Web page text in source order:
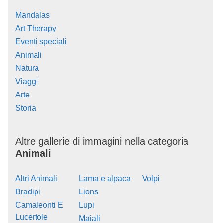
Mandalas
Art Therapy
Eventi speciali
Animali
Natura
Viaggi
Arte
Storia
Altre gallerie di immagini nella categoria
Animali
Altri Animali
Bradipi
Camaleonti E
Lucertole
Lama e alpaca
Lions
Lupi
Maiali
Volpi